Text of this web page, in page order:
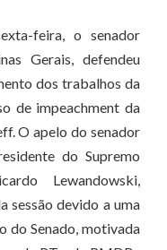
feira, o senador
Gerais, defendeu
dos trabalhos da
de impeachment da
O apelo do senador
do Supremo
Lewandowski,
sessão devido a uma
do Senado, motivada